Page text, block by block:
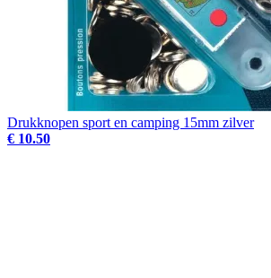
Drukknopen sport en camping 15mm zilver
€ 10.50